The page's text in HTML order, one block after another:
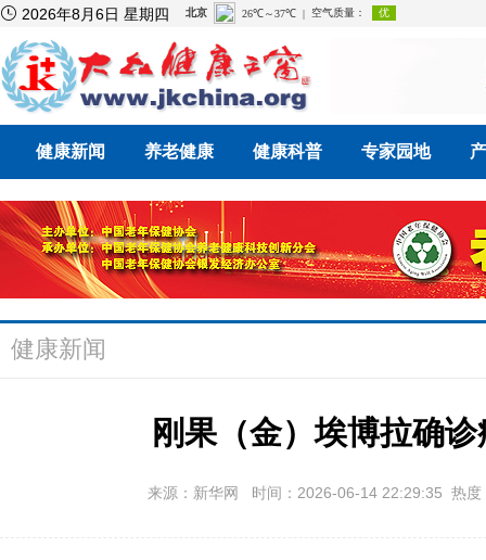
 2026年8月6日 星期四
健康新闻 养老健康 健康科普 专家园地
健康新闻
刚果（金）埃博拉确
来源：新华网 时间：2026-06-14 22:29:35 热